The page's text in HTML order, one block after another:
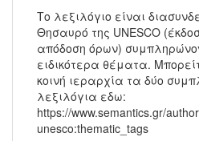
Το λεξιλόγιο είναι
Θησαυρό της UNESCO
απόδοση όρων)
ειδικότερα θέματα.
κοινή ιεραρχία τα δύο
λεξιλόγια εδω:
https://www.semantics.gr/
unesco:thematic_tags